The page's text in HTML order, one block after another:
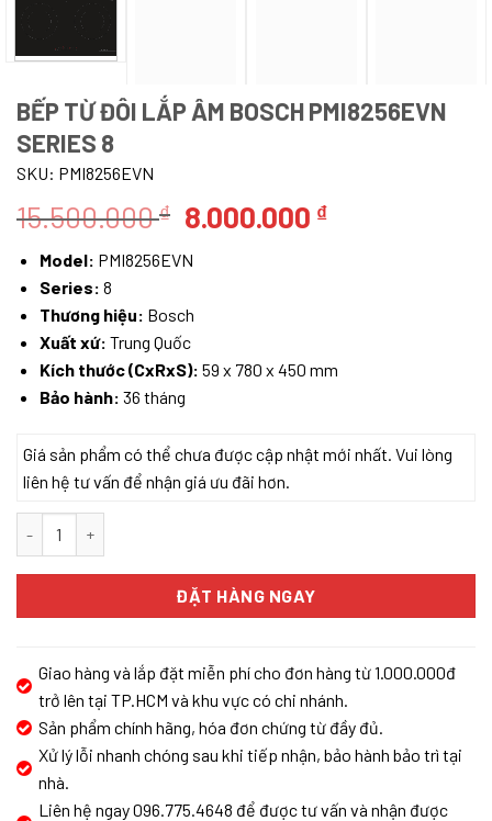
BẾP TỪ ĐÔI LẮP ÂM BOSCH PMI8256EVN
SERIES 8
SKU: PMI8256EVN
15.500.000₫ Giá
là:
15.500.000 ₫.
8.000.000 ₫Giá
Model: PMI8256EVN
Series: 8
Thương hiệu: Bosch
Xuất xứ: Trung Quốc
Kích thước (CxRxS): 59 x 780 x 450 mm
Bảo hành: 36 tháng
Giá sản phẩm có thể chưa được cập nhật mới nhất. Vui lòng
liên hệ tư vấn để nhận giá ưu đãi hơn.
ĐẶT HÀNG NGAY
Giao hàng và lắp đặt miễn phí cho đơn hàng từ 1.000.000đ
trở lên tại TP.HCM và khu vực có chi nhánh.
Sản phẩm chính hãng, hóa đơn chứng từ đầy đủ.
Xử lý lỗi nhanh chóng sau khi tiếp nhận, bảo hành bảo trì tại
nhà.
Liên hệ ngay 096.775.4648 để được tư vấn và nhận được